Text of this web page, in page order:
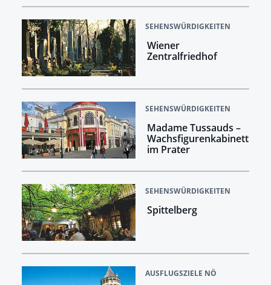
SEHENSWÜRDIGKEITEN
Wiener
Zentralfriedhof
SEHENSWÜRDIGKEITEN
Madame Tussauds –
Wachsfigurenkabinett
im Prater
SEHENSWÜRDIGKEITEN
Spittelberg
AUSFLUGSZIELE NÖ